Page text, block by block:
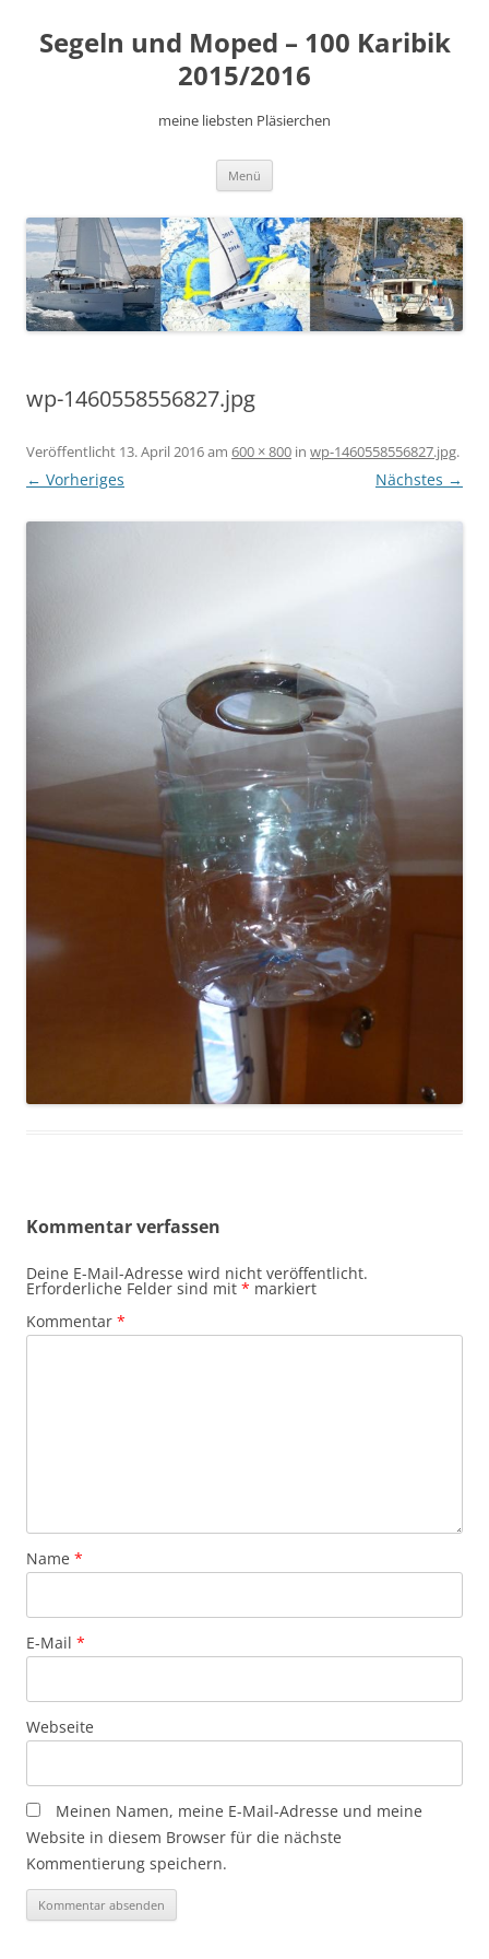
springen
Segeln und Moped – 100 Karibik
2015/2016
meine liebsten Pläsierchen
Menü
wp-1460558556827.jpg
Veröffentlicht 13. April 2016am 600 × 800 in wp-1460558556827.jpg.
← Vorheriges Nächstes →
Kommentar verfassen
Deine E-Mail-Adresse wird nicht veröffentlicht.
Erforderliche Felder sind mit * markiert
Kommentar *
Name *
E-Mail *
Webseite
Meinen Namen, meine E-Mail-Adresse und meine
Website in diesem Browser für die nächste
Kommentierung speichern.